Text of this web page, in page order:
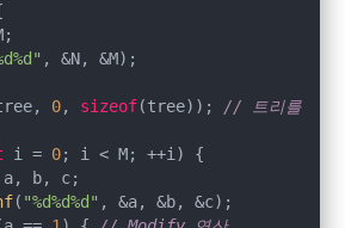
0, sizeof(tree)); // 트리를 0으
i = 0
( "%d%d%d"